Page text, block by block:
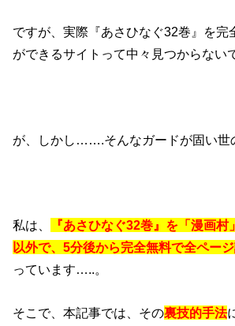
ですが、実際『あさひなぐ32巻』を完
ができるサイトって中々見つからない
が、しかし…….そんなガードが固い世
私は、
『あさひなぐ32巻』を「漫画村
以外で、5分後から完全無料で全ペー
っています…..。
そこで、本記事では、その裏技的手法